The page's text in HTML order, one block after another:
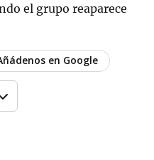
el grupo reaparece
en Google